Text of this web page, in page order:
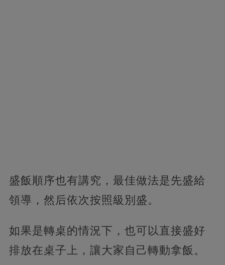
盛飯順序也有講究，最佳做法是先盛給
領導，然后依次按照級別盛。
如果是轉桌的情況下，也可以直接盛好
排放在桌子上，讓大家自己轉動拿飯。